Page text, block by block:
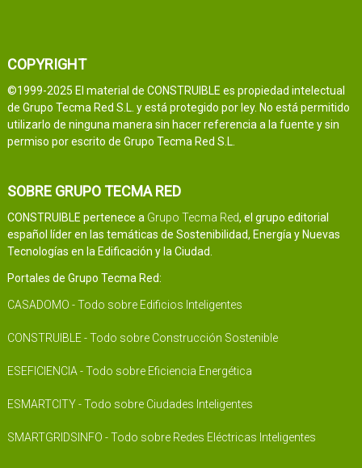
COPYRIGHT
©1999-2025 El material de CONSTRUIBLE es propiedad intelectual
de Grupo Tecma Red S.L. y está protegido por ley. No está permitido
utilizarlo de ninguna manera sin hacer referencia a la fuente y sin
permiso por escrito de Grupo Tecma Red S.L.
SOBRE GRUPO TECMA RED
CONSTRUIBLE pertenece a Grupo Tecma Red, el grupo editorial
español líder en las temáticas de Sostenibilidad, Energía y Nuevas
Tecnologías en la Edificación y la Ciudad.
Portales de Grupo Tecma Red:
CASADOMO - Todo sobre Edificios Inteligentes
CONSTRUIBLE - Todo sobre Construcción Sostenible
ESEFICIENCIA - Todo sobre Eficiencia Energética
ESMARTCITY - Todo sobre Ciudades Inteligentes
SMARTGRIDSINFO - Todo sobre Redes Eléctricas Inteligentes